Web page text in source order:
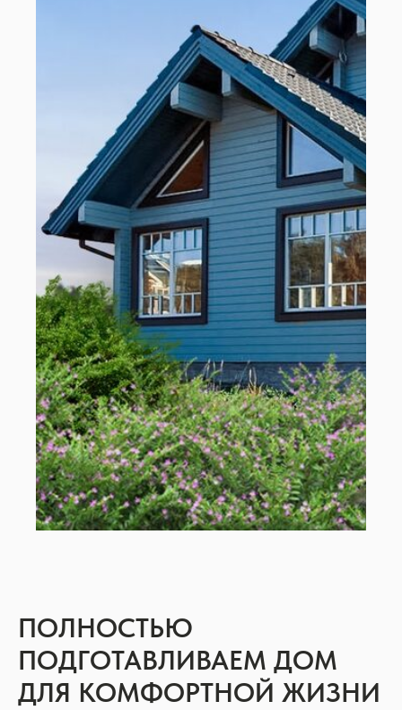
ПОЛНОСТЬЮ
ПОДГОТАВЛИВАЕМ ДОМ
ДЛЯ КОМФОРТНОЙ ЖИЗНИ